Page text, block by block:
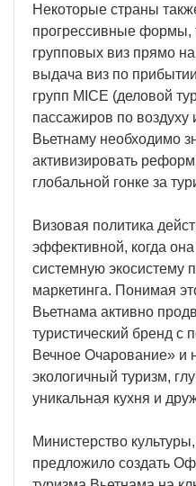
Некоторые страны
прогрессивные формы,
групповых виз прямо
выдача виз по
групп MICE (деловой
пассажиров по
Вьетнаму необходимо
активизировать
глобальной гонке за
Визовая политика
эффективной, когда
системную экосистему
маркетинга. Понимая
Вьетнама активно
туристический бренд
Вечное Очарование» и
экологичный туризм,
уникальная кухня и
Министерство
предложило создать